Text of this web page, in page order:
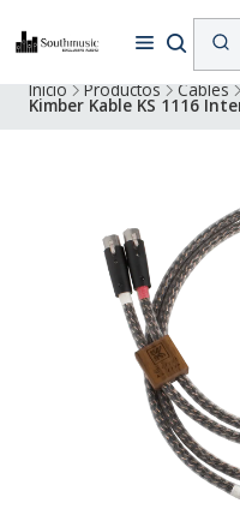
Despacho a todo Chile.
compras superiores a
Inicio Productos Cables
Kimber Kable KS 1116